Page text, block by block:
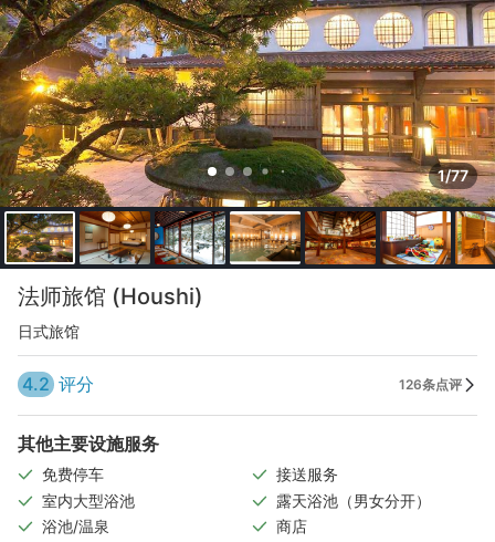
1/77
法师旅馆 (Houshi)
日式旅馆
4.2 评分 126条点评
其他主要设施服务
免费停车
接送服务
室内大型浴池
露天浴池（男女分开）
浴池/温泉
商店